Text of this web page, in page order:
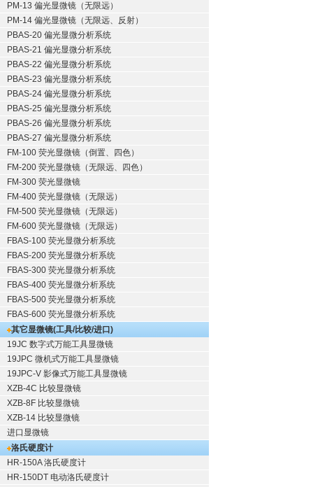
PM-13 偏光显微镜（无限远）
PM-14 偏光显微镜（无限远、反射）
PBAS-20 偏光显微分析系统
PBAS-21 偏光显微分析系统
PBAS-22 偏光显微分析系统
PBAS-23 偏光显微分析系统
PBAS-24 偏光显微分析系统
PBAS-25 偏光显微分析系统
PBAS-26 偏光显微分析系统
PBAS-27 偏光显微分析系统
FM-100 荧光显微镜（倒置、四色）
FM-200 荧光显微镜（无限远、四色）
FM-300 荧光显微镜
FM-400 荧光显微镜（无限远）
FM-500 荧光显微镜（无限远）
FM-600 荧光显微镜（无限远）
FBAS-100 荧光显微分析系统
FBAS-200 荧光显微分析系统
FBAS-300 荧光显微分析系统
FBAS-400 荧光显微分析系统
FBAS-500 荧光显微分析系统
FBAS-600 荧光显微分析系统
其它显微镜(工具/比较/进口)
19JC 数字式万能工具显微镜
19JPC 微机式万能工具显微镜
19JPC-V 影像式万能工具显微镜
XZB-4C 比较显微镜
XZB-8F 比较显微镜
XZB-14 比较显微镜
进口显微镜
洛氏硬度计
HR-150A 洛氏硬度计
HR-150DT 电动洛氏硬度计